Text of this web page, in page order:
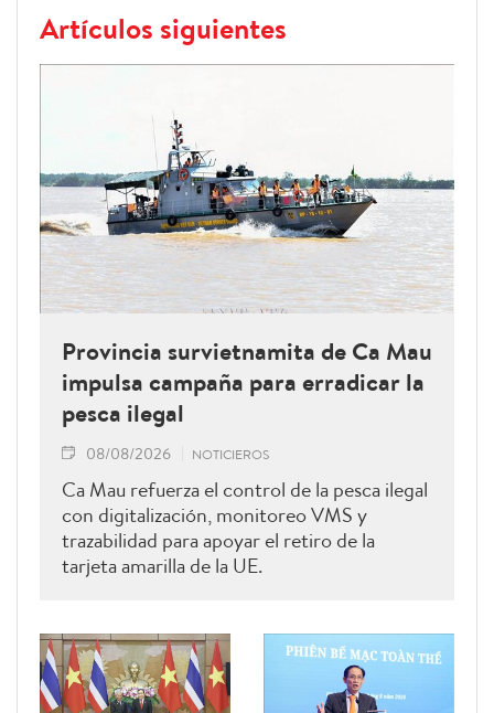
Artículos siguientes
Provincia survietnamita de Ca Mau
impulsa campaña para erradicar la
pesca ilegal
08/08/2026 NOTICIEROS
Ca Mau refuerza el control de la pesca ilegal
con digitalización, monitoreo VMS y
trazabilidad para apoyar el retiro de la
tarjeta amarilla de la UE.